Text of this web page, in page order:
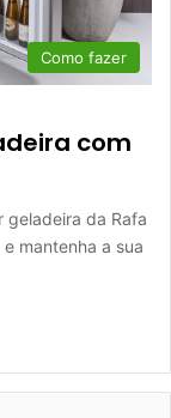
Como fazer
com
geladeira da Rafa
mantenha a sua